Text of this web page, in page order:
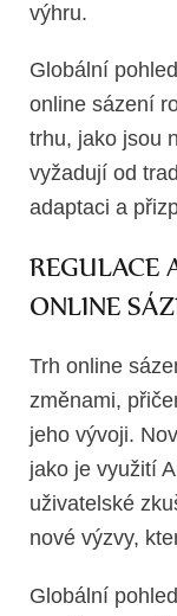
výhru.
Globální
online sázení
trhu, jako jsou
vyžadují od
adaptaci a
REGULACE
ONLINE
Trh online
změnami,
jeho vývoji.
jako je využití
uživatelské
nové výzvy,
Globální